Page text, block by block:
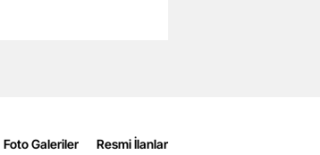
Foto Galeriler Resmi İlanlar